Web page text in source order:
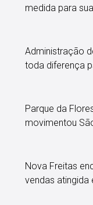
medida para
Administração
toda diferença
Parque da
movimentou
Nova Freitas
vendas atingida